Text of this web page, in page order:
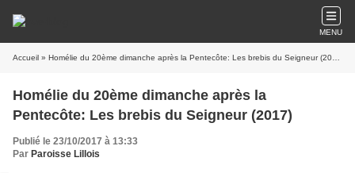
MENU
Accueil » Homélie du 20ème dimanche après la Pentecôte: Les brebis du Seigneur (2017)
Homélie du 20ème dimanche après la
Pentecôte: Les brebis du Seigneur (2017)
Publié le 23/10/2017 à 13:33
Par Paroisse Lillois